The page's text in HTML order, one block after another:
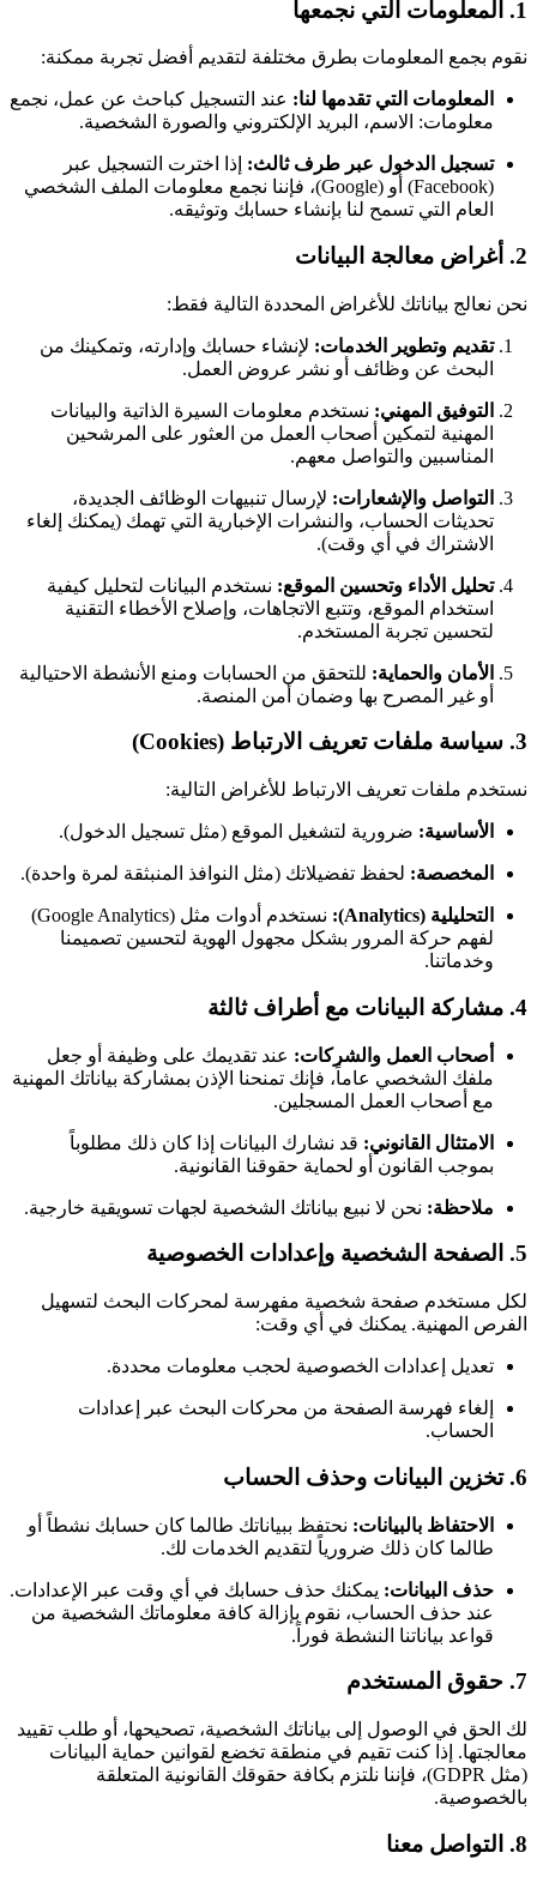
1. المعلومات التي نجمعها
نقوم بجمع المعلومات بطرق مختلفة لتقديم أفضل تجربة ممكنة:
المعلومات التي تقدمها لنا: عند التسجيل كباحث عن عمل، نجمع
معلومات: الاسم، البريد الإلكتروني والصورة الشخصية.
تسجيل الدخول عبر طرف ثالث: إذا اخترت التسجيل عبر
(Facebook) أو (Google)، فإننا نجمع معلومات الملف الشخصي
العام التي تسمح لنا بإنشاء حسابك وتوثيقه.
2. أغراض معالجة البيانات
نحن نعالج بياناتك للأغراض المحددة التالية فقط:
تقديم وتطوير الخدمات: لإنشاء حسابك وإدارته، وتمكينك من
البحث عن وظائف أو نشر عروض العمل.
التوفيق المهني: نستخدم معلومات السيرة الذاتية والبيانات
المهنية لتمكين أصحاب العمل من العثور على المرشحين
المناسبين والتواصل معهم.
التواصل والإشعارات: لإرسال تنبيهات الوظائف الجديدة،
تحديثات الحساب، والنشرات الإخبارية التي تهمك (يمكنك إلغاء
الاشتراك في أي وقت).
تحليل الأداء وتحسين الموقع: نستخدم البيانات لتحليل كيفية
استخدام الموقع، وتتبع الاتجاهات، وإصلاح الأخطاء التقنية
لتحسين تجربة المستخدم.
الأمان والحماية: للتحقق من الحسابات ومنع الأنشطة الاحتيالية
أو غير المصرح بها وضمان أمن المنصة.
3. سياسة ملفات تعريف الارتباط (Cookies)
نستخدم ملفات تعريف الارتباط للأغراض التالية:
الأساسية: ضرورية لتشغيل الموقع (مثل تسجيل الدخول).
المخصصة: لحفظ تفضيلاتك (مثل النوافذ المنبثقة لمرة واحدة).
التحليلية (Analytics):
نستخدم أدوات مثل (Google Analytics)
لفهم حركة المرور بشكل مجهول الهوية لتحسين تصميمنا
وخدماتنا.
4. مشاركة البيانات مع أطراف ثالثة
أصحاب العمل والشركات: عند تقديمك على وظيفة أو جعل
ملفك الشخصي عاماً، فإنك تمنحنا الإذن بمشاركة بياناتك المهنية
مع أصحاب العمل المسجلين.
الامتثال القانوني: قد نشارك البيانات إذا كان ذلك مطلوباً
بموجب القانون أو لحماية حقوقنا القانونية.
ملاحظة: نحن لا نبيع بياناتك الشخصية لجهات تسويقية خارجية.
5. الصفحة الشخصية وإعدادات الخصوصية
لكل مستخدم صفحة شخصية مفهرسة لمحركات البحث لتسهيل
الفرص المهنية. يمكنك في أي وقت:
تعديل إعدادات الخصوصية لحجب معلومات محددة.
إلغاء فهرسة الصفحة من محركات البحث عبر إعدادات
الحساب.
6. تخزين البيانات وحذف الحساب
الاحتفاظ بالبيانات: نحتفظ ببياناتك طالما كان حسابك نشطاً أو
طالما كان ذلك ضرورياً لتقديم الخدمات لك.
حذف البيانات: يمكنك حذف حسابك في أي وقت عبر الإعدادات.
عند حذف الحساب، نقوم بإزالة كافة معلوماتك الشخصية من
قواعد بياناتنا النشطة فوراً.
7. حقوق المستخدم
لك الحق في الوصول إلى بياناتك الشخصية، تصحيحها، أو طلب تقييد
معالجتها. إذا كنت تقيم في منطقة تخضع لقوانين حماية البيانات
(مثل GDPR)، فإننا نلتزم بكافة حقوقك القانونية المتعلقة
بالخصوصية.
8. التواصل معنا